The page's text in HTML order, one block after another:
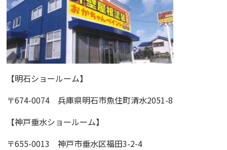
【明石ショールーム】
〒674-0074 兵庫県明石市魚住町清水2051-8
【神戸垂水ショールーム】
〒655-0013 神戸市垂水区福田3-2-4